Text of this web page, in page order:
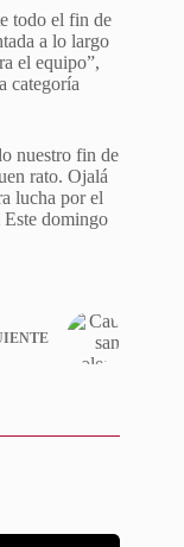
todo el fin de
a lo largo
el equipo”,
categoría
nuestro fin de
rato. Ojalá
lucha por el
Este domingo